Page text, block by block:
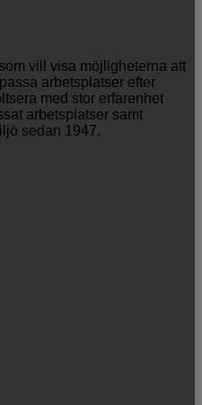
vill visa möjligheterna att
arbetsplatser efter
med stor erfarenhet
arbetsplatser samt
sedan 1947.